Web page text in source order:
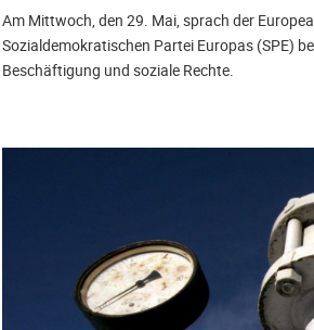
Am Mittwoch, den 29. Mai, sprach der
Sozialdemokratischen Partei Europas (SPE)
Beschäftigung und soziale Rechte.